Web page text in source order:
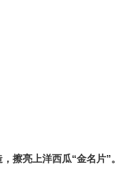
擦亮上洋西瓜“金名片”。